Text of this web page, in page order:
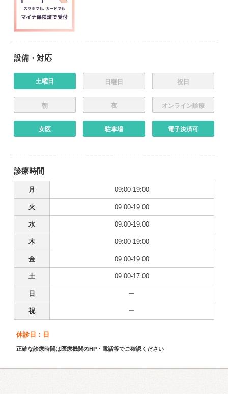
設備・対応
土曜日 日曜日 祝日
朝 夜 オンライン診療
女医 駐車場 電子決済可
診療時間
月 09:00-19:00
火 09:00-19:00
水 09:00-19:00
木 09:00-19:00
金 09:00-19:00
土 09:00-17:00
日 ー
祝 ー
休診日：日
正確な診療時間は医療機関のHP・電話等でご確認ください